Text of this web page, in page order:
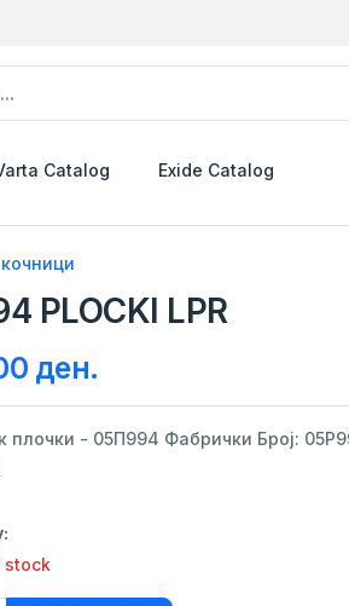
Catalog Exide Catalog
PLOCKI LPR
ден.
плочки - 05П994 Фабрички Број:
stock